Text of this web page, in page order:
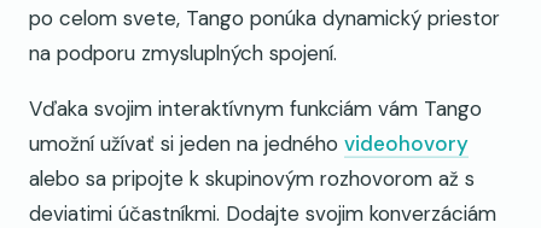
po celom svete, Tango ponúka dynamický priestor
na podporu zmysluplných spojení.
Vďaka svojim interaktívnym funkciám vám Tango
umožní užívať si jeden na jedného videohovory
alebo sa pripojte k skupinovým rozhovorom až s
deviatimi účastníkmi. Dodajte svojim konverzáciám